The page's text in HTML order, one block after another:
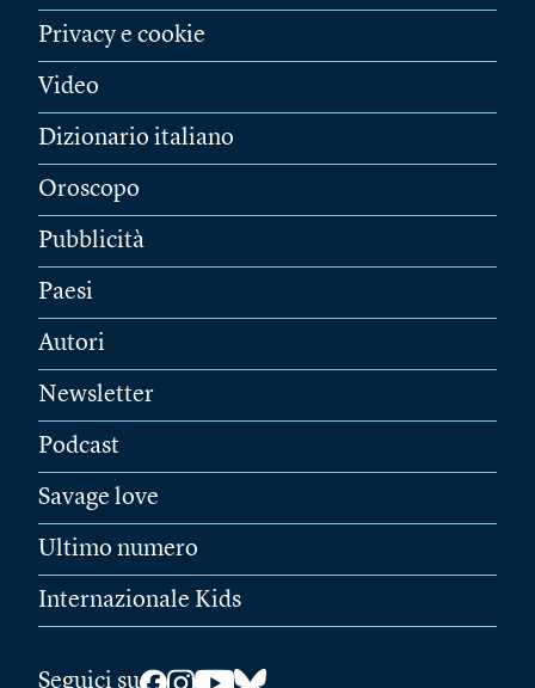
Privacy e cookie
Video
Dizionario italiano
Oroscopo
Pubblicità
Paesi
Autori
Newsletter
Podcast
Savage love
Ultimo numero
Internazionale Kids
Seguici su